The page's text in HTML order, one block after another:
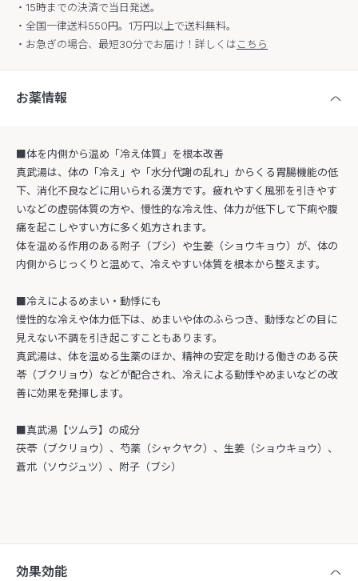
・15時までの決済で当日発送。
・全国一律送料550円。1万円以上で送料無料。
・お急ぎの場合、最短30分でお届け！詳しくはこちら
お薬情報
■体を内側から温め「冷え体質」を根本改善
真武湯は、体の「冷え」や「水分代謝の乱れ」からくる胃腸機能の低
下、消化不良などに用いられる漢方です。疲れやすく風邪を引きやす
いなどの虚弱体質の方や、慢性的な冷え性、体力が低下して下痢や腹
痛を起こしやすい方に多く処方されます。
体を温める作用のある附子（ブシ）や生姜（ショウキョウ）が、体の
内側からじっくりと温めて、冷えやすい体質を根本から整えます。
■冷えによるめまい・動悸にも
慢性的な冷えや体力低下は、めまいや体のふらつき、動悸などの目に
見えない不調を引き起こすこともあります。
真武湯は、体を温める生薬のほか、精神の安定を助ける働きのある茯
苓（ブクリョウ）などが配合され、冷えによる動悸やめまいなどの改
善に効果を発揮します。
■真武湯【ツムラ】の成分
茯苓（ブクリョウ）、芍薬（シャクヤク）、生姜（ショウキョウ）、
蒼朮（ソウジュツ）、附子（ブシ）
効果効能